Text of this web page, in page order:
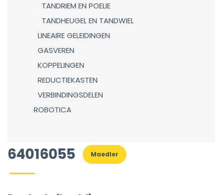
TANDRIEM EN POELIE
TANDHEUGEL EN TANDWIEL
LINEAIRE GELEIDINGEN
GASVEREN
KOPPELINGEN
REDUCTIEKASTEN
VERBINDINGSDELEN
ROBOTICA
64016055 Maedler